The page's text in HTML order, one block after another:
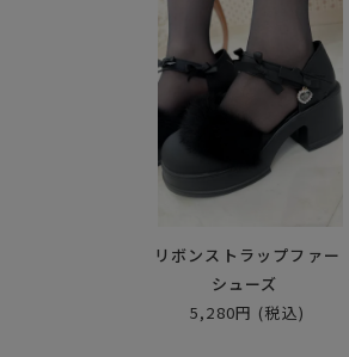
リボンストラップファー
シューズ
5,280円 (税込)